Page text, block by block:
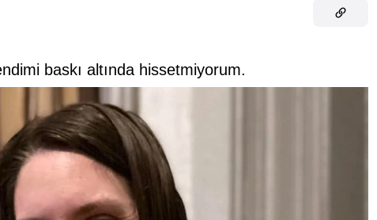
baskı altında hissetmiyorum.